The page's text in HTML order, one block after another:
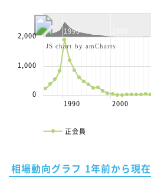
1990
1990 2000
0
1,000
2,000
JS chart by amCharts
正会員
相場動向グラフ 1年前から現在